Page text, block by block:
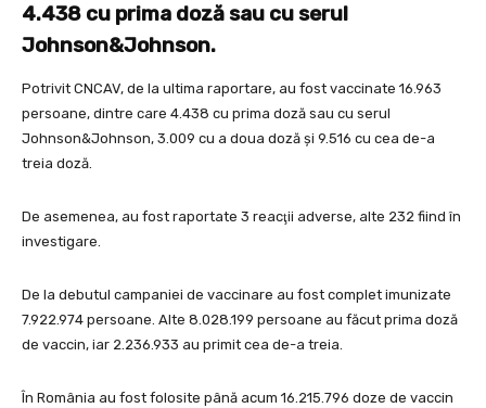
4.438 cu prima doză sau cu serul
Johnson&Johnson.
Potrivit CNCAV, de la ultima raportare, au fost vaccinate 16.963
persoane, dintre care 4.438 cu prima doză sau cu serul
Johnson&Johnson, 3.009 cu a doua doză şi 9.516 cu cea de-a
treia doză.
De asemenea, au fost raportate 3 reacţii adverse, alte 232 fiind în
investigare.
De la debutul campaniei de vaccinare au fost complet imunizate
7.922.974 persoane. Alte 8.028.199 persoane au făcut prima doză
de vaccin, iar 2.236.933 au primit cea de-a treia.
În România au fost folosite până acum 16.215.796 doze de vaccin